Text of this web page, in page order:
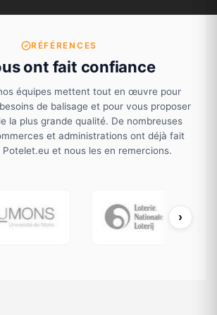
laquée
RÉFÉRENCES
ont fait confiance
équipes mettent tout en œuvre pour
de balisage et pour vous proposer
la plus grande qualité. De nombreuses
et administrations ont déjà fait
et nous les en remercions.
UMONS Loterie Nationale ›